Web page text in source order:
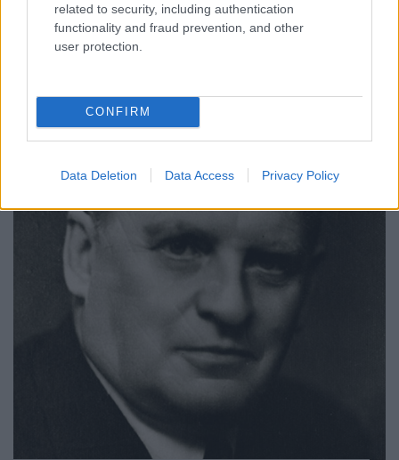
related to security, including authentication
functionality and fraud prevention, and other
user protection.
CONFIRM
Data Deletion Data Access Privacy Policy
Katolikus magiszter•2015. július 25.
tanult meg sakkozni, fejlődése azonban annál
gyorsabb menetelű volt. Első feltűnést keltő
eredményét 1925 novemberében érte el azzal, hogy